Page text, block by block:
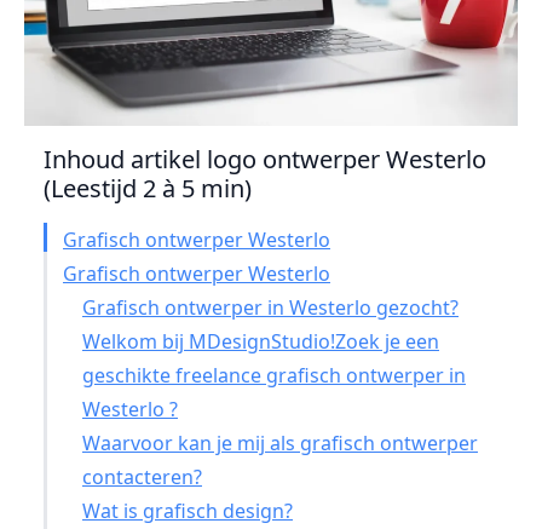
Inhoud artikel logo ontwerper Westerlo
(Leestijd 2 à 5 min)
Grafisch ontwerper Westerlo
Grafisch ontwerper Westerlo
Grafisch ontwerper in Westerlo gezocht?
Welkom bij MDesignStudio!Zoek je een
geschikte freelance grafisch ontwerper in
Westerlo ?
Waarvoor kan je mij als grafisch ontwerper
contacteren?
Wat is grafisch design?